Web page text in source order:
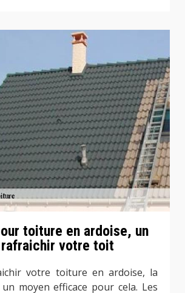
toiture en ardoise, un
rafraichir votre toit
votre toiture en ardoise, la
moyen efficace pour cela. Les